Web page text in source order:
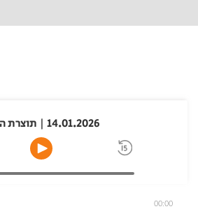
14.01.2026 | תוצרת הארץ
00:00